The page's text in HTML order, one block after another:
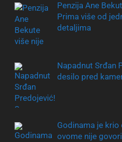
Penzija Ane
Prima više od
detaljima
Napadnut Srđan
desilo pred
Godinama je krio
ovome nije